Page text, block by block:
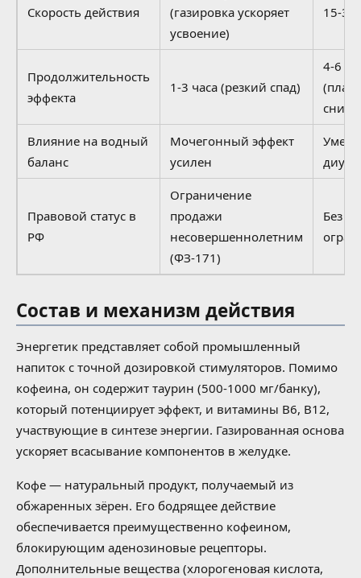
Скорость действия
(газировка ускоряет
усвоение)
15-30
Продолжительность
эффекта
1-3 часа (резкий спад)
4-6
Влияние на водный
баланс
Мочегонный эффект
усилен
Правовой статус в
РФ
Ограничение
продажи
несовершеннолетним
(ФЗ-171)
Без
Состав и механизм действия
Энергетик представляет собой промышленный
напиток с точной дозировкой стимуляторов. Помимо
кофеина, он содержит таурин (500-1000 мг/банку),
который потенциирует эффект, и витамины B6, B12,
участвующие в синтезе энергии. Газированная основа
ускоряет всасывание компонентов в желудке.
Кофе — натуральный продукт, получаемый из
обжаренных зёрен. Его бодрящее действие
обеспечивается преимущественно кофеином,
блокирующим аденозиновые рецепторы.
Дополнительные вещества (хлорогеновая кислота,